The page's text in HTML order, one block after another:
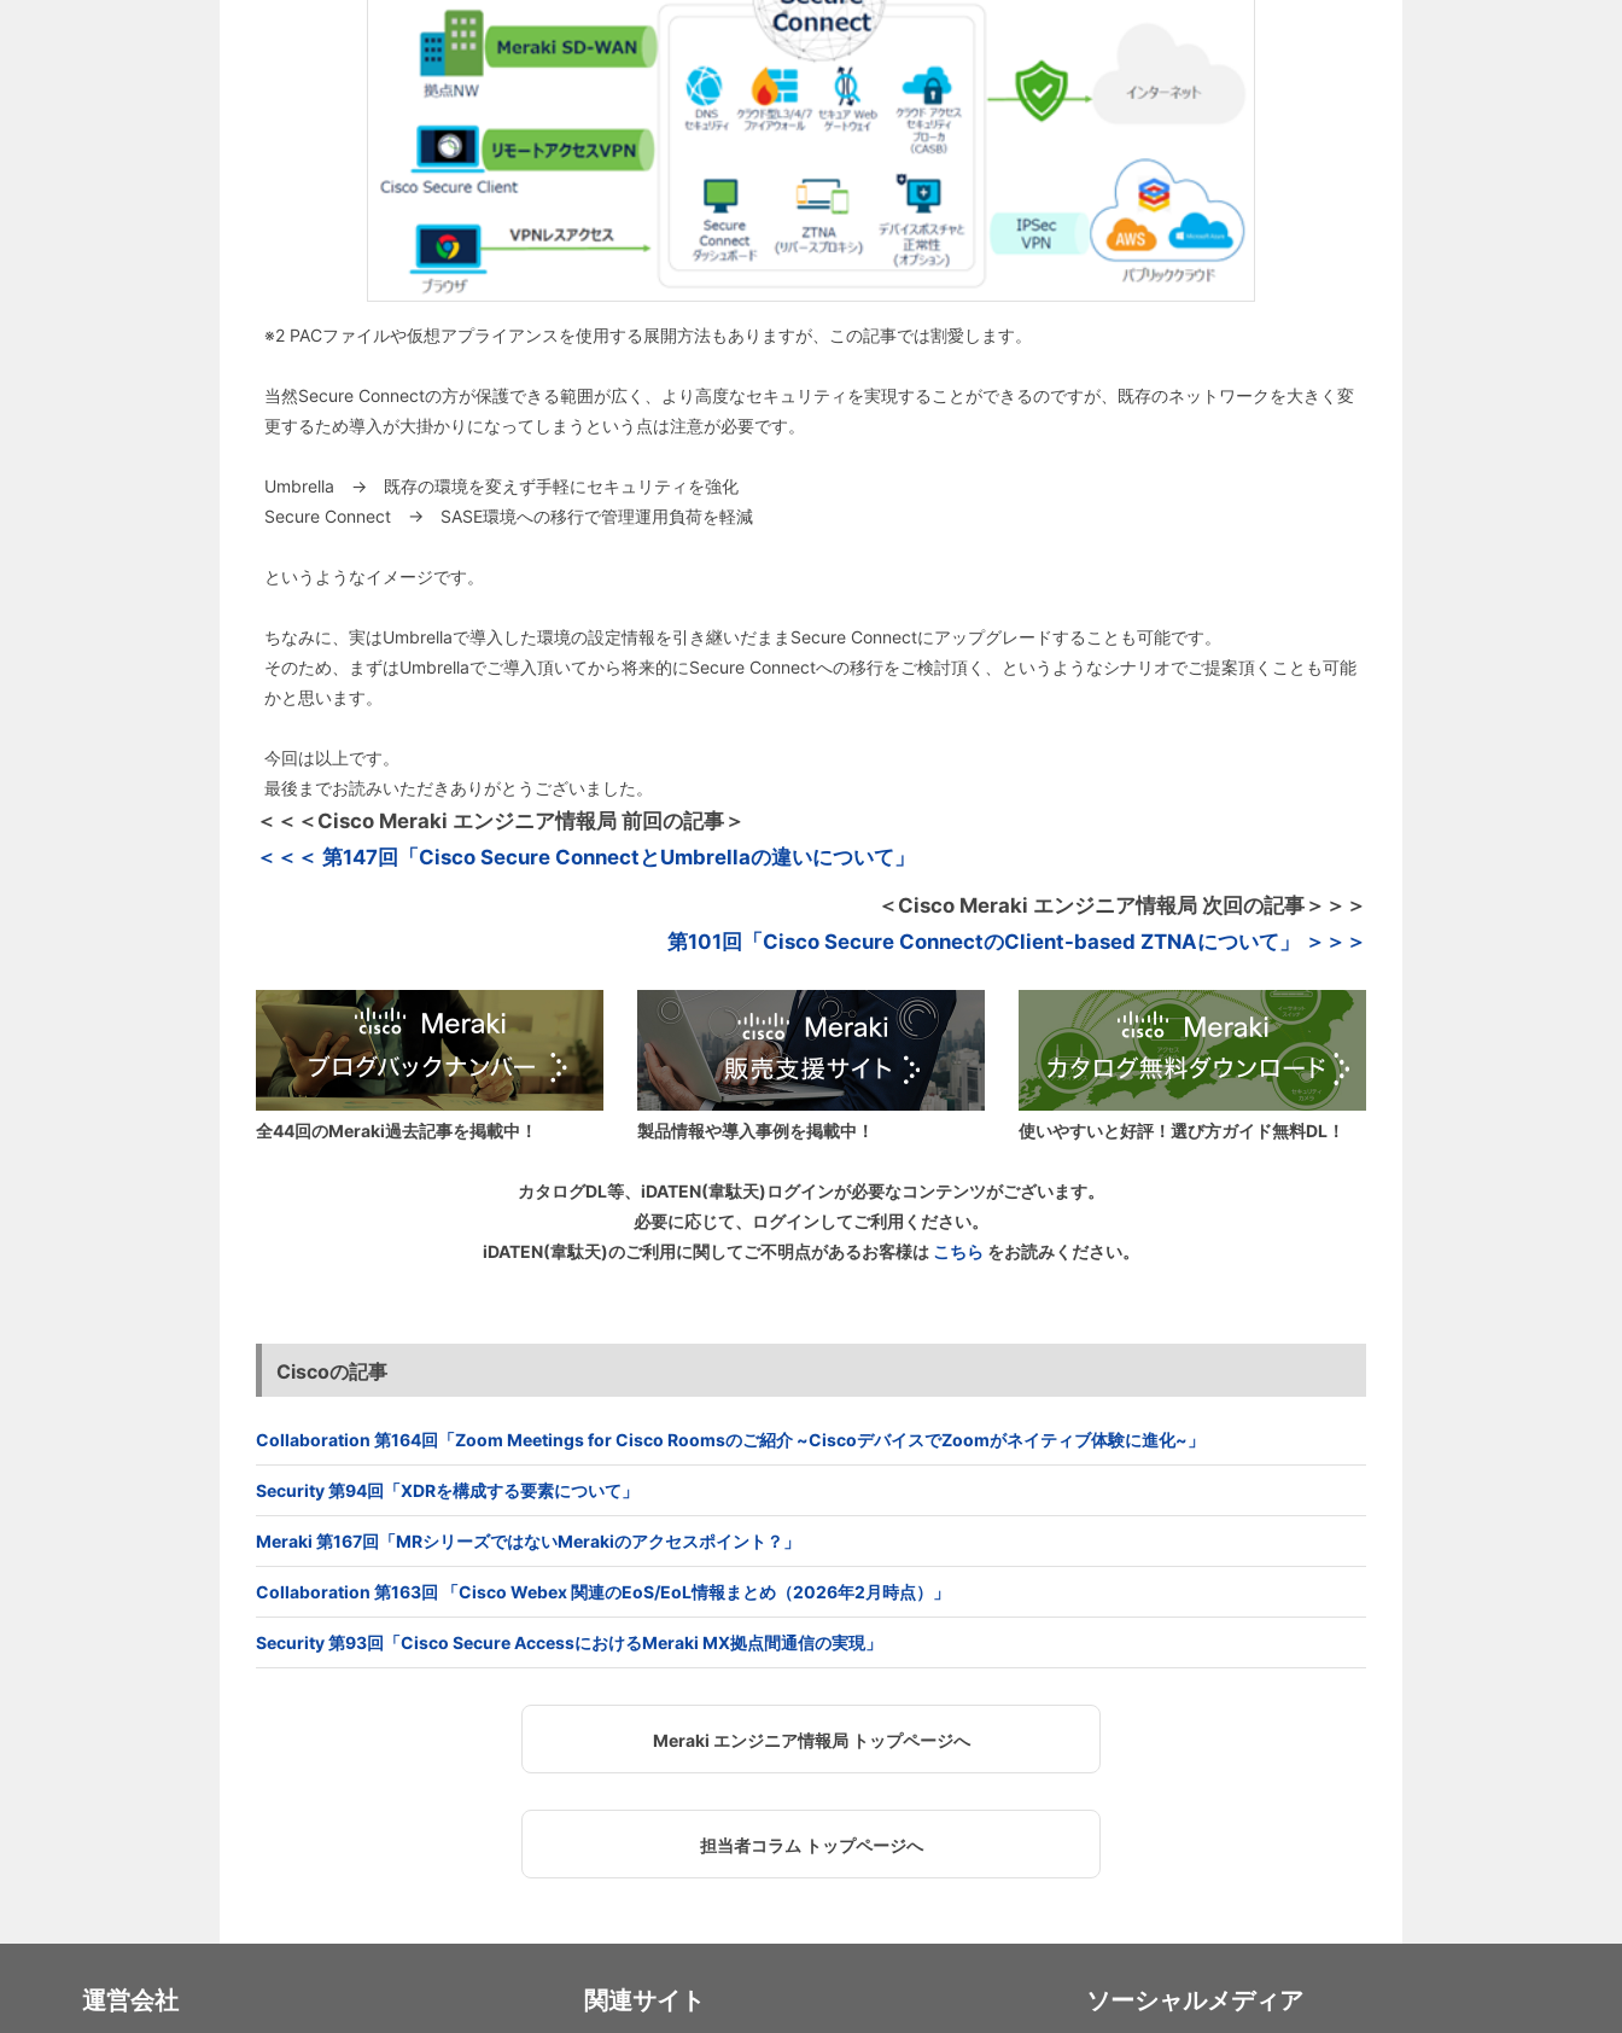
※2 PACファイルや仮想アプライアンスを使用する展開方法もありますが、この記事では割愛します。
当然Secure Connectの方が保護できる範囲が広く、より高度なセキュリティを実現することができるのですが、既存のネットワークを大きく変
更するため導入が大掛かりになってしまうという点は注意が必要です。
Umbrella → 既存の環境を変えず手軽にセキュリティを強化
Secure Connect → SASE環境への移行で管理運用負荷を軽減
というようなイメージです。
ちなみに、実はUmbrellaで導入した環境の設定情報を引き継いだままSecure Connectにアップグレードすることも可能です。
そのため、まずはUmbrellaでご導入頂いてから将来的にSecure Connectへの移行をご検討頂く、というようなシナリオでご提案頂くことも可能
かと思います。
今回は以上です。
最後までお読みいただきありがとうございました。
＜＜＜Cisco Meraki エンジニア情報局 前回の記事＞
＜＜＜ 第147回「Cisco Secure ConnectとUmbrellaの違いについて」
＜Cisco Meraki エンジニア情報局 次回の記事＞＞＞
第101回「Cisco Secure ConnectのClient-based ZTNAについて」 ＞＞＞
全44回のMeraki過去記事を掲載中！ 製品情報や導入事例を掲載中！ 使いやすいと好評！選び方ガイド無料DL！
カタログDL等、iDATEN(韋駄天)ログインが必要なコンテンツがございます。
必要に応じて、ログインしてご利用ください。
iDATEN(韋駄天)のご利用に関してご不明点があるお客様は こちら をお読みください。
Ciscoの記事
Collaboration 第164回「Zoom Meetings for Cisco Roomsのご紹介 ~CiscoデバイスでZoomがネイティブ体験に進化~」
Security 第94回「XDRを構成する要素について」
Meraki 第167回「MRシリーズではないMerakiのアクセスポイント？」
Collaboration 第163回 「Cisco Webex 関連のEoS/EoL情報まとめ（2026年2月時点）」
Security 第93回「Cisco Secure AccessにおけるMeraki MX拠点間通信の実現」
Meraki エンジニア情報局 トップページへ
担当者コラム トップページへ
運営会社 関連サイト ソーシャルメディア